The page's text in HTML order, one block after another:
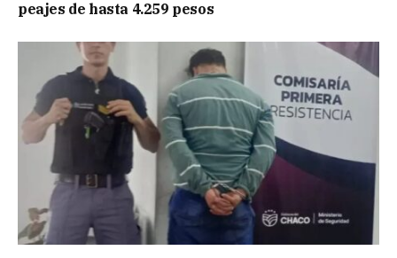
peajes de hasta 4.259 pesos